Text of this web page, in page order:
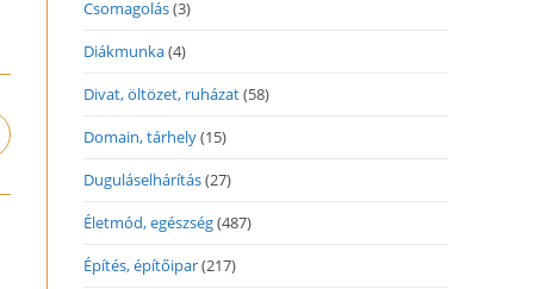
Csomagolás(3)
Diákmunka(4)
Divat, öltözet, ruházat(58)
Domain, tárhely(15)
Duguláselhárítás(27)
Életmód, egészség(487)
Építés, építőipar(217)